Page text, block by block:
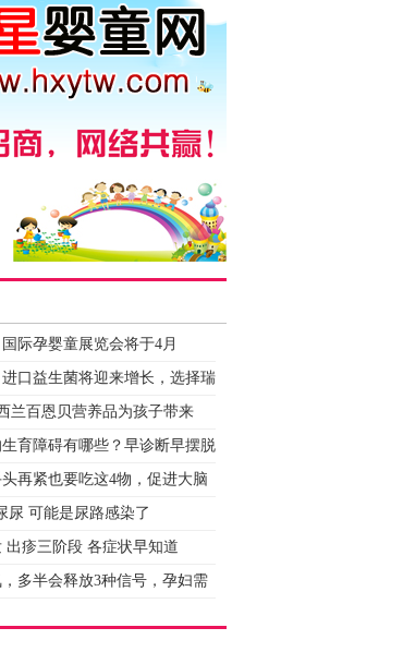
际孕婴童展览会将于4月
口益生菌将迎来增长，选择瑞
兰百恩贝营养品为孩子带来
育障碍有哪些？早诊断早摆脱
再紧也要吃这4物，促进大脑
尿 可能是尿路感染了
出疹三阶段 各症状早知道
多半会释放3种信号，孕妇需